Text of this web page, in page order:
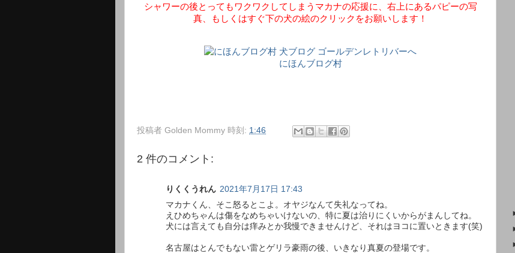
シャワーの後とってもワクワクしてしまうマカナの応援に、右上にあるパピーの写
真、もしくはすぐ下の犬の絵のクリックをお願いします！
にほんブログ村
投稿者 Golden Mommy 時刻: 1:46
2 件のコメント:
りくくうれん 2021年7月17日 17:43
マカナくん、そこ怒るとこよ。オヤジなんて失礼なってね。
えひめちゃんは傷をなめちゃいけないの、特に夏は治りにくいからがまんしてね。
犬には言えても自分は痒みとか我慢できませんけど、それはヨコに置いときます(笑)
名古屋はとんでもない雷とゲリラ豪雨の後、いきなり真夏の登場です。